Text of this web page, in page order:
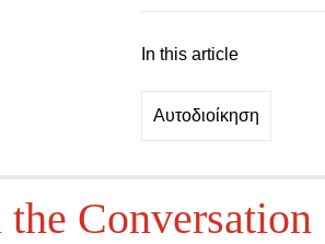
In this article
Αυτοδιοίκηση
the Conversation